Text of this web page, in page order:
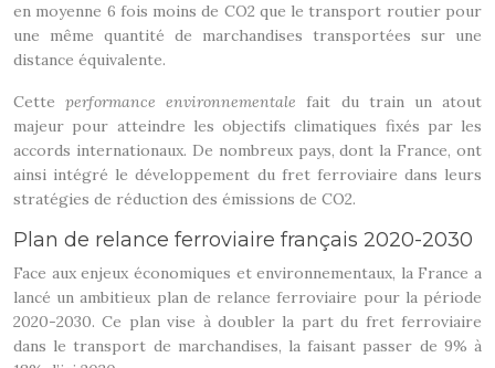
en moyenne 6 fois moins de CO2 que le transport routier pour
une même quantité de marchandises transportées sur une
distance équivalente.
Cetteperformance environnementalefait du train un atout
majeur pour atteindre les objectifs climatiques fixés par les
accords internationaux. De nombreux pays, dont la France, ont
ainsi intégré le développement du fret ferroviaire dans leurs
stratégies de réduction des émissions de CO2.
Plan de relance ferroviaire français 2020-2030
Face aux enjeux économiques et environnementaux, la France a
lancé un ambitieux plan de relance ferroviaire pour la période
2020-2030. Ce plan vise à doubler la part du fret ferroviaire
dans le transport de marchandises, la faisant passer de 9% à